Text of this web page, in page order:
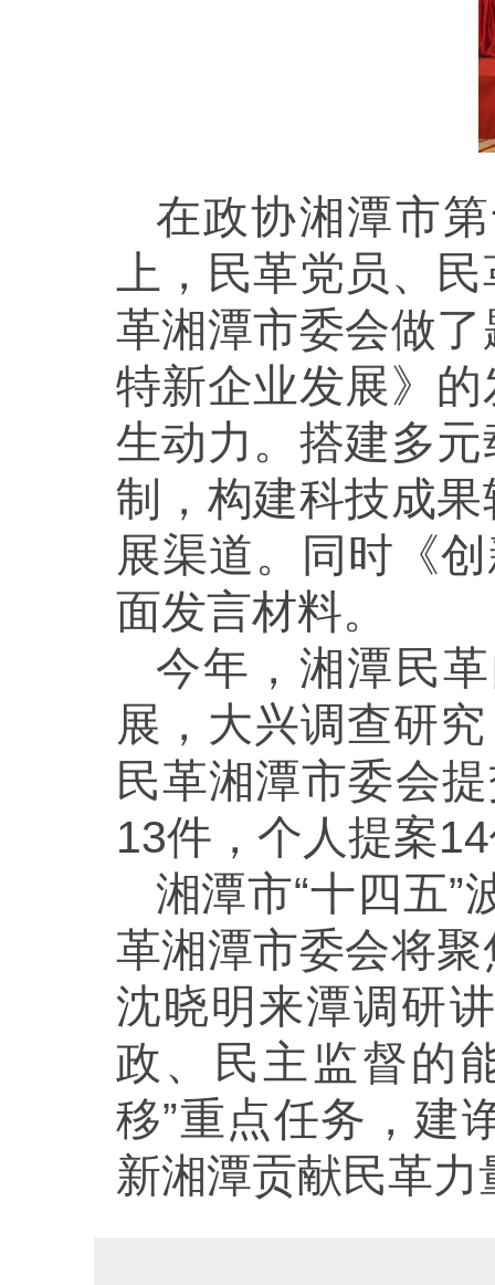
在政协湘潭市
上，民革党员、
革湘潭市委会做
特新企业发展》
生动力。搭建多
制，构建科技成
展渠道。同时《
面发言材料。
今年，湘潭民
展，大兴调查研
民革湘潭市委会
13件，个人提案
湘潭市“十四五
革湘潭市委会将
沈晓明来潭调研
政、民主监督的
移”重点任务，建
新湘潭贡献民革力